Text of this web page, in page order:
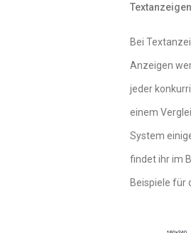
Textanzeigen
Bei
Anzeigen
jeder
einem
System
findet ihr im
Beispiele für